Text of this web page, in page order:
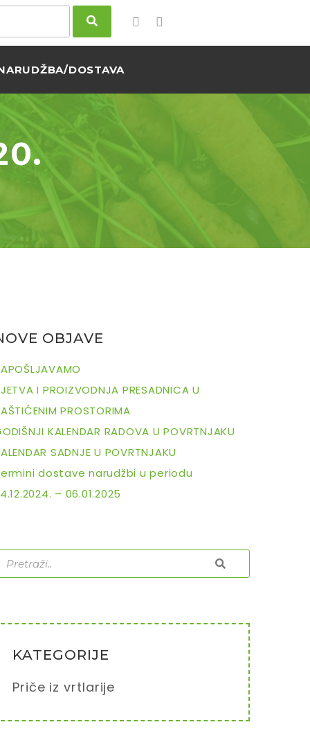
DOSTAVA
OBJAVE
I PROIZVODNJA PRESADNICA U
PROSTORIMA
KALENDAR RADOVA U POVRTNJAKU
SADNJE U POVRTNJAKU
dostave narudžbi u periodu
– 06.01.2025
KATEGORIJE
Priče iz vrtlarije